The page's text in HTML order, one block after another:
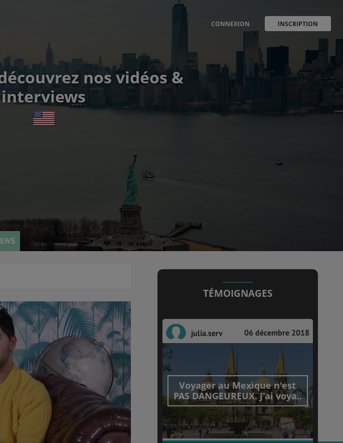
CONNEXION INSCRIPTION
nos vidéos &
interviews
TÉMOIGNAGES
julia.serv 06 décembre 2018
Voyager au Mexique n'est
PAS DANGEUREUX. J'ai voya..